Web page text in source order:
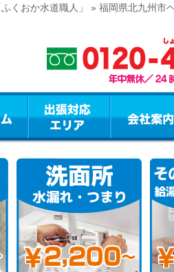
くおか水道職人」 » 福岡県北九州市